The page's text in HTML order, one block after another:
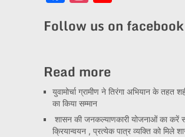
Follow us on facebook
Read more
युवामोर्चा ग्रामीण ने तिरंगा अभियान के तहत
का किया सम्मान
शासन की जनकल्याणकारी योजनाओं का करें
क्रियान्वयन , प्रत्येक पात्र व्यक्ति को मिले